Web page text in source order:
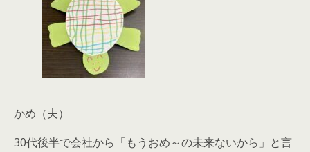
かめ（夫）
30代後半で会社から「もうおめ～の未来ないから」と言